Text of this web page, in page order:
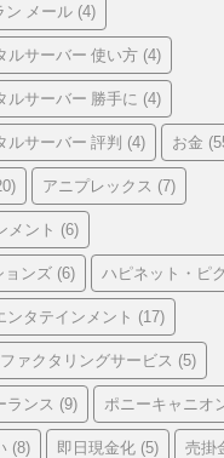
ン メール (4)
ルサーバー 使い方 (4)
ルサーバー 勝手に (4)
ルサーバー 評判 (4) お金
アニプレックス (7)
メント (6)
ョンズ (6) ハピネット・ピ
ンタテインメント (17)
ファクタリングサービス (5)
ランス (9) ポニーキャニオ
(8) 即日現金化 (5) 売掛